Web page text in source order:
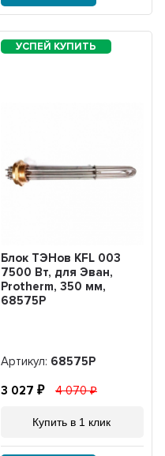
Блок ТЭНов KFL 003
7500 Вт, для Эван,
Protherm, 350 мм,
68575Р
Артикул: 68575Р
3 027 4 070
Купить в 1 клик